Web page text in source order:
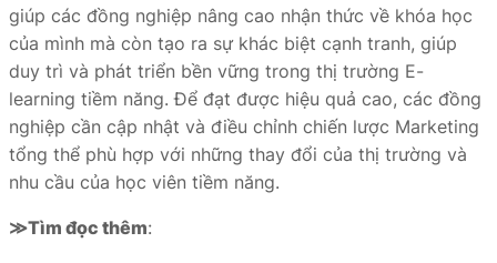
giúp các đồng nghiệp nâng cao nhận thức về khóa học
của mình mà còn tạo ra sự khác biệt cạnh tranh, giúp
duy trì và phát triển bền vững trong thị trường E-
learning tiềm năng. Để đạt được hiệu quả cao, các đồng
nghiệp cần cập nhật và điều chỉnh chiến lược Marketing
tổng thể phù hợp với những thay đổi của thị trường và
nhu cầu của học viên tiềm năng.
≫Tìm đọc thêm: